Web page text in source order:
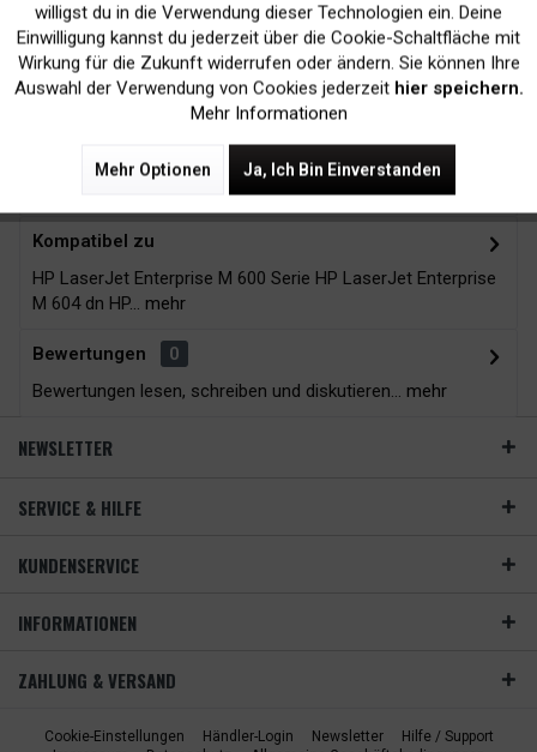
Druckergarantie
24H*
Beschreibung
Kompatibel zu
HP LaserJet Enterprise M 600 Serie HP LaserJet Enterprise
M 604 dn HP... mehr
Bewertungen
0
Bewertungen lesen, schreiben und diskutieren... mehr
NEWSLETTER
SERVICE & HILFE
KUNDENSERVICE
INFORMATIONEN
ZAHLUNG & VERSAND
Cookie-Einstellungen Händler-Login Newsletter
Hilfe / Support
Tracking Inaktiv
willigst du in die Verwendung dieser Technologien ein. Deine
Einwilligung kannst du jederzeit über die Cookie-Schaltfläche mit
Wirkung für die Zukunft widerrufen oder ändern. Sie können Ihre
Auswahl der Verwendung von Cookies jederzeit hier speichern.
Mehr Informationen
Mehr Optionen Ja, Ich Bin Einverstanden